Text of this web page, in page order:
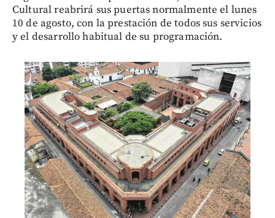
Cultural reabrirá sus puertas normalmente el lunes
10 de agosto, con la prestación de todos sus servicios
y el desarrollo habitual de su programación.